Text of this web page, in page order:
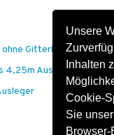
Unsere
Inhalten
Cookie-
Sie
Gitterbehang bis 6m
4,25m Ausleger